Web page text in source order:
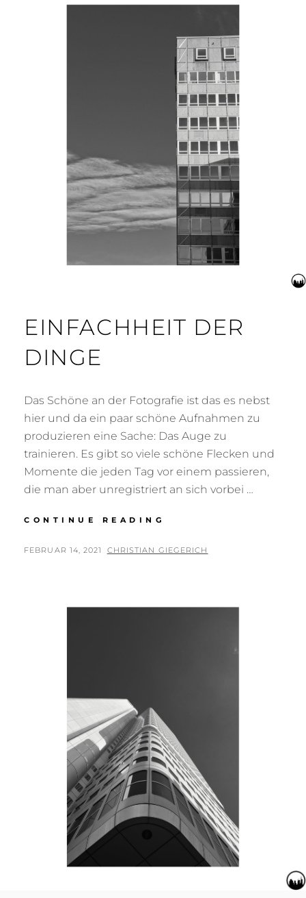
EINFACHHEIT DER
DINGE
Das Schöne an der Fotografie ist das es nebst
hier und da ein paar schöne Aufnahmen zu
produzieren eine Sache: Das Auge zu
trainieren. Es gibt so viele schöne Flecken und
Momente die jeden Tag vor einem passieren,
die man aber unregistriert an sich vorbei …
CONTINUE READING
DINGE
POSTED
FEBRUAR 14, 2021 BY
CHRISTIAN GIEGERICH